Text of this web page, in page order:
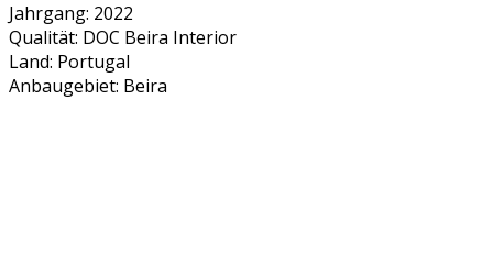
Jahrgang: 2022
Qualität: DOC Beira Interior
Land: Portugal
Anbaugebiet: Beira